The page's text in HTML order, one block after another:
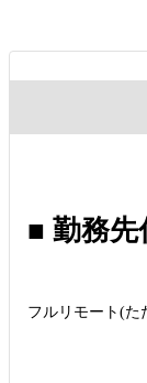
■ 勤務先
フルリモート(た